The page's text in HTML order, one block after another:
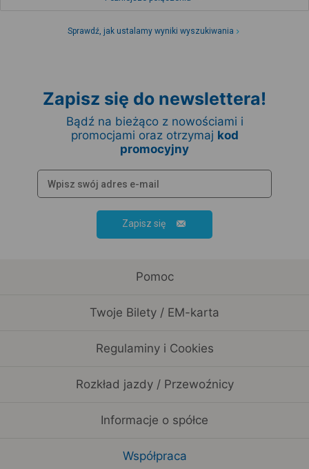
Sprawdź, jak ustalamy wyniki wyszukiwania
Zapisz się do newslettera!
Bądź na bieżąco z nowościami i
promocjami oraz otrzymaj kod
promocyjny
Zapisz się
Pomoc
Twoje Bilety / EM-karta
Regulaminy i Cookies
Rozkład jazdy / Przewoźnicy
Informacje o spółce
Współpraca